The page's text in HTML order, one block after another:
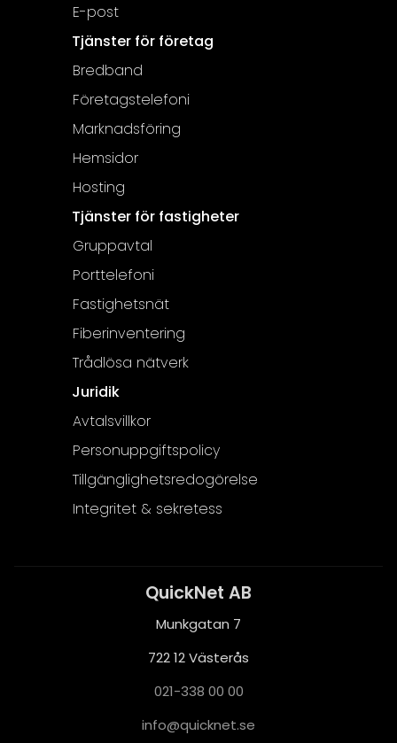
E-post
Tjänster för företag
Bredband
Företagstelefoni
Marknadsföring
Hemsidor
Hosting
Tjänster för fastigheter
Gruppavtal
Porttelefoni
Fastighetsnät
Fiberinventering
Trådlösa nätverk
Juridik
Avtalsvillkor
Personuppgiftspolicy
Tillgänglighetsredogörelse
Integritet & sekretess
QuickNet AB
Munkgatan 7
722 12 Västerås
021-338 00 00
es.te
nkciu
q@ofn
i